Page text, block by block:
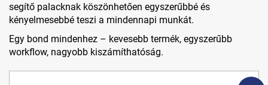
segítő palacknak köszönhetően egyszerűbbé és
kényelmesebbé teszi a mindennapi munkát.
Egy bond mindenhez – kevesebb termék, egyszerűbb
workflow, nagyobb kiszámíthatóság.